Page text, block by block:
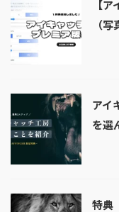
【
（
アイ
を選
特典